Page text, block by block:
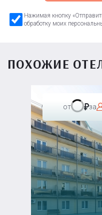
Нажимая кнопку
обработку моих
ПОХОЖИЕ
от за